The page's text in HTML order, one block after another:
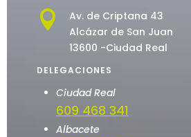

Av. de Criptana 43
Alcázar de San Juan
13600 -Ciudad Real
DELEGACIONES
Ciudad Real
609 468 341
Albacete